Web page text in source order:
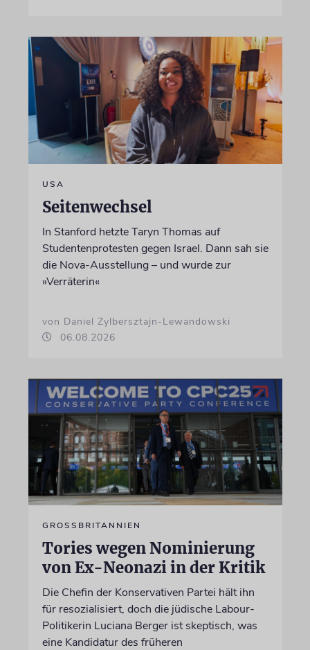
USA
Seitenwechsel
In Stanford hetzte Taryn Thomas auf
Studentenprotesten gegen Israel. Dann sah sie
die Nova-Ausstellung – und wurde zur
»Verräterin«
von Daniel Zylbersztajn-Lewandowski
06.08.2026
GROSSBRITANNIEN
Tories wegen Nominierung
von Ex-Neonazi in der Kritik
Die Chefin der Konservativen Partei hält ihn
für resozialisiert, doch die jüdische Labour-
Politikerin Luciana Berger ist skeptisch, was
eine Kandidatur des früheren